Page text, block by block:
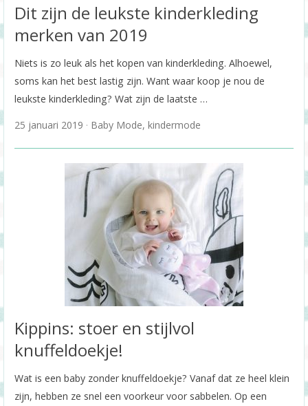
Dit zijn de leukste kinderkleding
merken van 2019
Niets is zo leuk als het kopen van kinderkleding. Alhoewel,
soms kan het best lastig zijn. Want waar koop je nou de
leukste kinderkleding? Wat zijn de laatste …
25 januari 2019
Baby Mode, kindermode
Kippins: stoer en stijlvol
knuffeldoekje!
Wat is een baby zonder knuffeldoekje? Vanaf dat ze heel klein
zijn, hebben ze snel een voorkeur voor sabbelen. Op een